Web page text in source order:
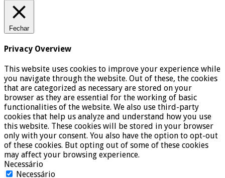
Fechar
Privacy Overview
This website uses cookies to improve your experience while
you navigate through the website. Out of these, the cookies
that are categorized as necessary are stored on your
browser as they are essential for the working of basic
functionalities of the website. We also use third-party
cookies that help us analyze and understand how you use
this website. These cookies will be stored in your browser
only with your consent. You also have the option to opt-out
of these cookies. But opting out of some of these cookies
may affect your browsing experience.
Necessário
Necessário